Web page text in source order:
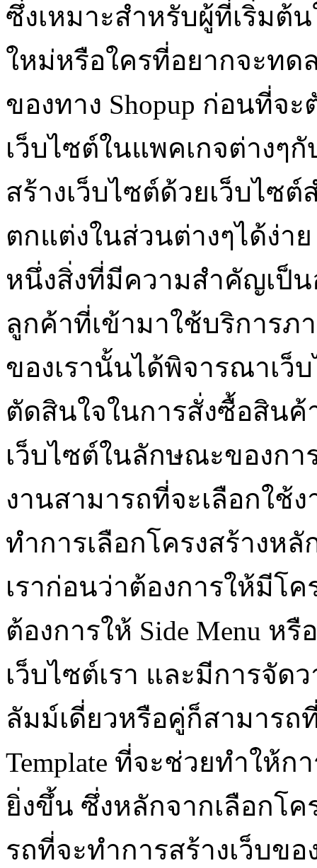
ซึ่งเหมาะสำหรับผู้ที่เริ่มต้
ใหม่หรือใครที่อยากจะทด
ของทาง Shopup ก่อนที่จ
เว็บไซต์ในแพคเกจต่างๆกั
สร้างเว็บไซต์ด้วยเว็บไซ
ตกแต่งในส่วนต่างๆได้ง่า
หนึ่งสิ่งที่มีความสำคัญเป็น
ลูกค้าที่เข้ามาใช้บริการภ
ของเรานั้นได้พิจารณาเว็
ตัดสินใจในการสั่งซื้อสินค้
เว็บไซต์ในลักษณะของกา
งานสามารถที่จะเลือกใช้ง
ทำการเลือกโครงสร้างห
เราก่อนว่าต้องการให้มีโค
ต้องการให้ Side Menu ห
เว็บไซต์เรา และมีการจัด
ลัมม์เดี่ยวหรือคู่ก็สามารถ
Template ที่จะช่วยทำให้ก
ยิ่งขึ้น ซึ่งหลักจากเลือกโค
รถที่จะทำการสร้างเว็บข